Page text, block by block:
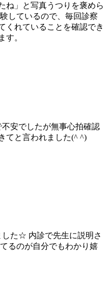
ね」と写真うつりを褒めら
しているので、毎回診察
くれていることを確認でき
す。
安でしたが無事心拍確認
てと言われました(^ ^)
た☆ 内診で先生に説明さ
るのが自分でもわかり嬉